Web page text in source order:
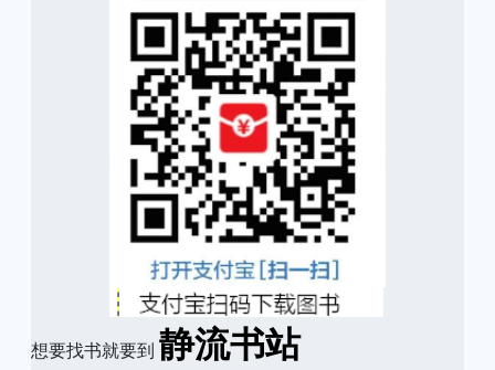
想要找书就要到 静流书站